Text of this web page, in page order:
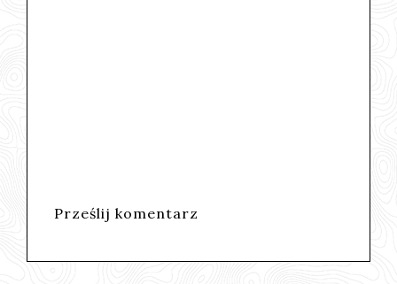
Prześlij komentarz